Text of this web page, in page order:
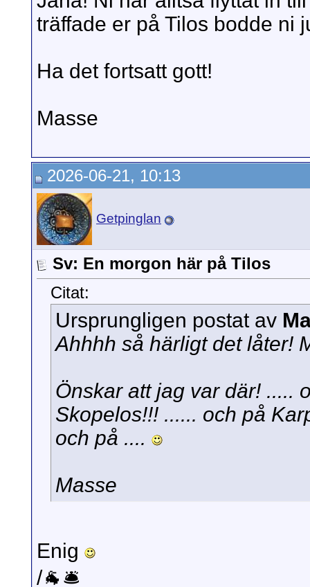
träffade er på Tilos bodde ni
Ha det fortsatt gott!
Masse
2026-06-21, 10:13
Getpinglan
Sv: En morgon här på Tilos
Citat:
Ursprungligen postat av
Ahhhh så härligt det låter!
Önskar att jag var där! .....
Skopelos!!! ...... och på
och på ....
Masse
Enig
/🐐🛎️